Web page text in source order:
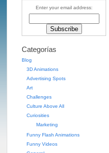
Enter your email address:
Categorías
Blog
3D Animations
Advertising Spots
Art
Challenges
Culture Above All
Curiosities
Marketing
Funny Flash Animations
Funny Videos